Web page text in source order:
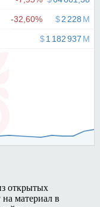
открытых
материал в